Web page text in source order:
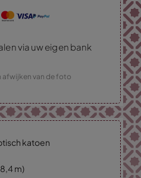
via uw eigen bank
afwijken van de foto
katoen
m)